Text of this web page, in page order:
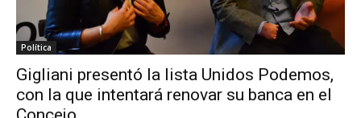
Política
Gigliani presentó la lista Unidos Podemos,
con la que intentará renovar su banca en el